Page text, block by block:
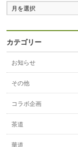
カテゴリー
お知らせ
その他
コラボ企画
茶道
華道